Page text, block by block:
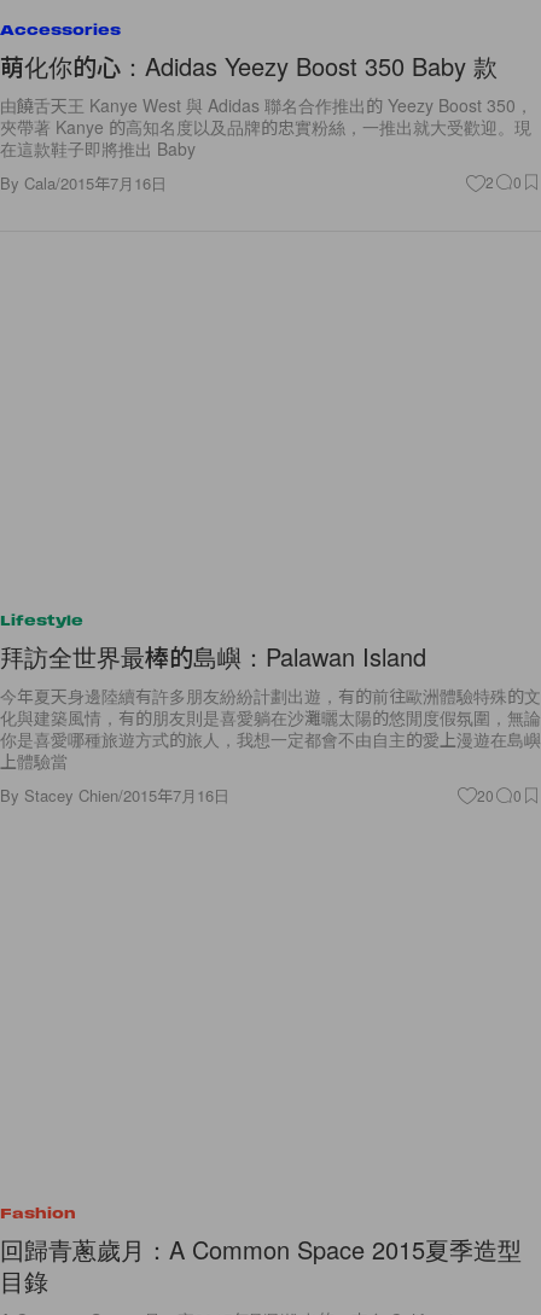
Accessories
萌化你的心：Adidas Yeezy Boost 350 Baby 款
由饒舌天王 Kanye West 與 Adidas 聯名合作推出的 Yeezy Boost 350，
夾帶著 Kanye 的高知名度以及品牌的忠實粉絲，一推出就大受歡迎。現
在這款鞋子即將推出 Baby
By Cala/2015年7月16日 2 0
Lifestyle
拜訪全世界最棒的島嶼：Palawan Island
今年夏天身邊陸續有許多朋友紛紛計劃出遊，有的前往歐洲體驗特殊的文
化與建築風情，有的朋友則是喜愛躺在沙灘曬太陽的悠閒度假氛圍，無論
你是喜愛哪種旅遊方式的旅人，我想一定都會不由自主的愛上漫遊在島嶼
上體驗當
By Stacey Chien/2015年7月16日 20 0
Fashion
回歸青蔥歲月：A Common Space 2015夏季造型
目錄